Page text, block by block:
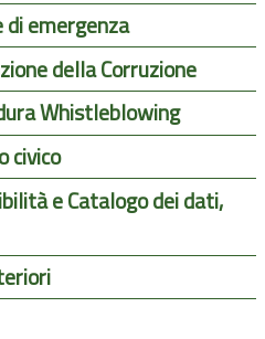
emergenza
della Corruzione
Whistleblowing
civico
e Catalogo dei dati,